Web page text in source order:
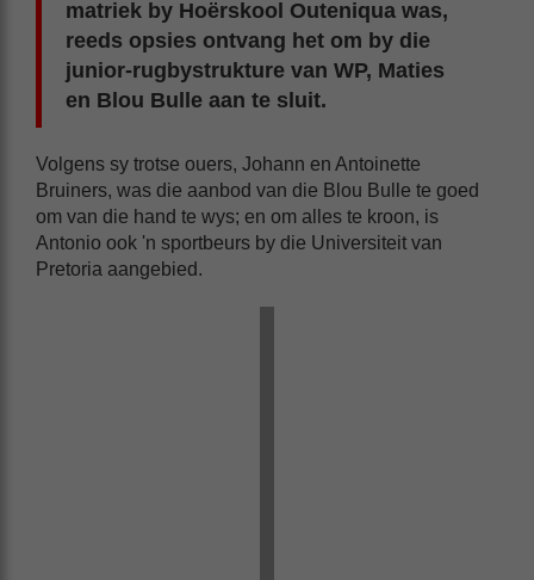
matriek by Hoërskool Outeniqua was,
reeds opsies ontvang het om by die
junior-rugbystrukture van WP, Maties
en Blou Bulle aan te sluit.
Volgens sy trotse ouers, Johann en Antoinette
Bruiners, was die aanbod van die Blou Bulle te goed
om van die hand te wys; en om alles te kroon, is
Antonio ook 'n sportbeurs by die Universiteit van
Pretoria aangebied.